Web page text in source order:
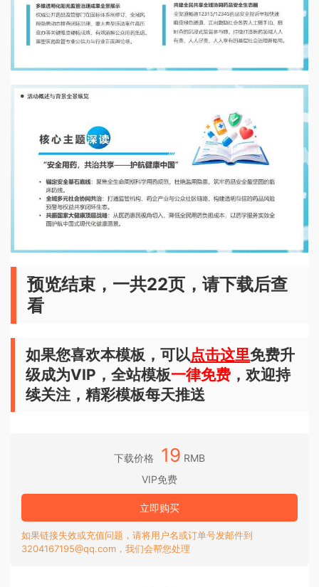
预览结束，一共22页，请下载后查
看
如果您喜欢本模板，可以点击这里免费升
级成为VIP，全站模板一律免费 ，欢迎持
续关注，精彩模板每天推送
下载价格 19 RMB
VIP免费
立即购买
如果链接失效或充值问题，请将用户名或订单号发邮件到
3204167195@qq.com，我们会帮您处理